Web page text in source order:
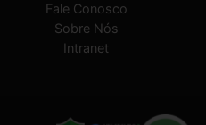
Fale Conosco
Sobre Nós
Intranet